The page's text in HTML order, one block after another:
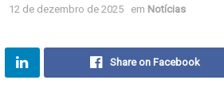
12 de dezembro de 2025 em Notícias
Share on Facebook